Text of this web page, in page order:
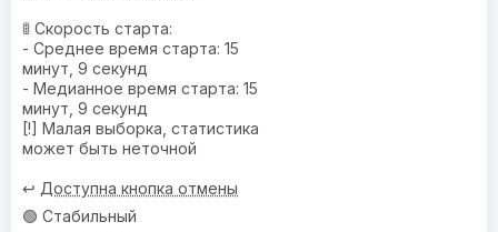
🚦 Скорость старта:
- Среднее время старта: 15
минут, 9 секунд
- Медианное время старта: 15
минут, 9 секунд
[!] Малая выборка, статистика
может быть неточной
↩️ Доступна кнопка отмены
🟢 Стабильный